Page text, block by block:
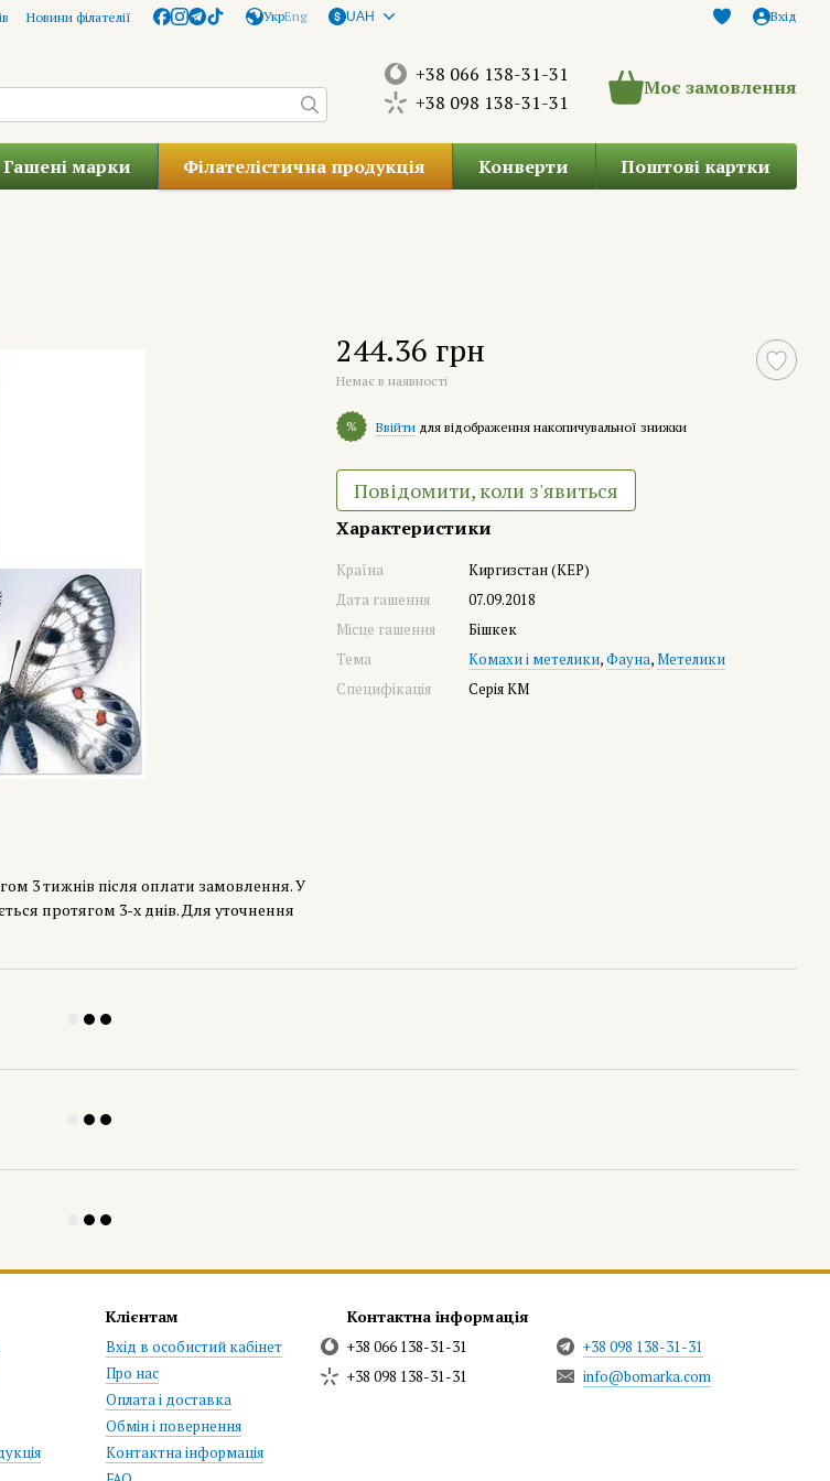
Новини філателії УкрEng UAH Вхід
+38 066 138-31-31
+38 098 138-31-31
Моє замовлення
Гашені марки Філателістична продукція Конверти Поштові картки
3 тижнів після оплати замовлення. У
протягом 3-х днів. Для уточнення
244.36 грн
Немає в наявності
% Ввійти для відображення накопичувальної знижки
Повідомити, коли з'явиться
Характеристики
Країна
Киргизстан (KEP)
Дата гашення
07.09.2018
Місце гашення
Бішкек
Тема
Комахи і метелики,Фауна,Метелики
Специфікація
Серія КМ
Клієнтам
Вхід в особистий кабінет
Про нас
Оплата і доставка
Обмін і повернення
Контактна інформація
Контактна інформація
+38 066 138-31-31
+38 098 138-31-31
+38 098 138-31-31
info@bomarka.com